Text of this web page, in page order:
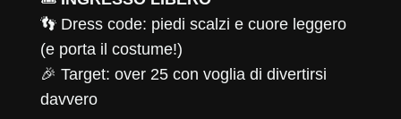
👣 Dress code: piedi scalzi e cuore leggero
(e porta il costume!)
🎉 Target: over 25 con voglia di divertirsi
davvero